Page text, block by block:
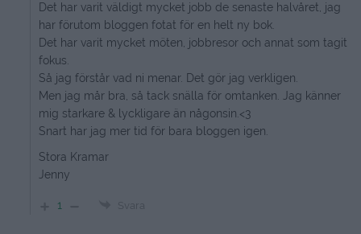
Det har varit väldigt mycket jobb de senaste halvåret, jag
har förutom bloggen fotat för en helt ny bok.
Det har varit mycket möten, jobbresor och annat som tagit
fokus.
Så jag förstår vad ni menar. Det gör jag verkligen.
Men jag mår bra, så tack snälla för omtanken. Jag känner
mig starkare & lyckligare än någonsin.<3
Snart har jag mer tid för bara bloggen igen.
Stora Kramar
Jenny
1 Svara